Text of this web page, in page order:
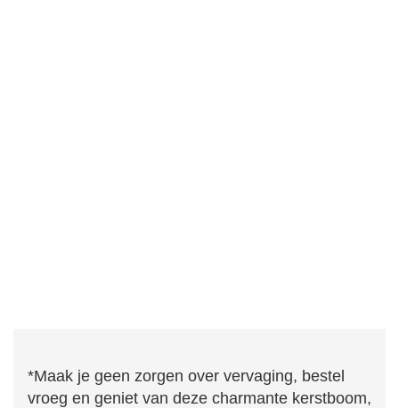
*Maak je geen zorgen over vervaging, bestel
vroeg en geniet van deze charmante kerstboom,